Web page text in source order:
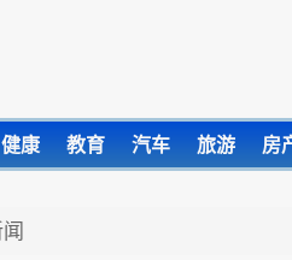
健康 教育 汽车 旅游 房